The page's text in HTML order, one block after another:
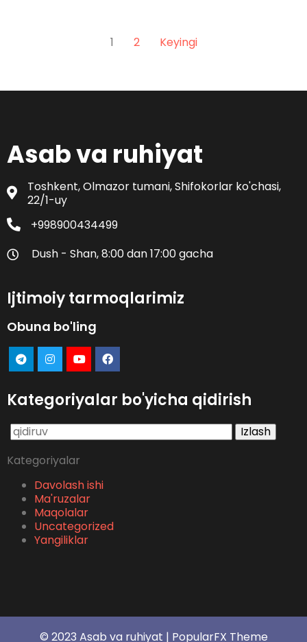
1 2 Keyingi
Asab va ruhiyat
Toshkent, Olmazor tumani, Shifokorlar ko'chasi,
22/1-uy
+998900434499
Dush - Shan, 8:00 dan 17:00 gacha
Ijtimoiy tarmoqlarimiz
Obuna bo'ling
Kategoriyalar bo'yicha qidirish
Qidirshish:
Kategoriyalar
Davolash ishi
Ma'ruzalar
Maqolalar
Uncategorized
Yangiliklar
© 2023 Asab va ruhiyat | PopularFX Theme